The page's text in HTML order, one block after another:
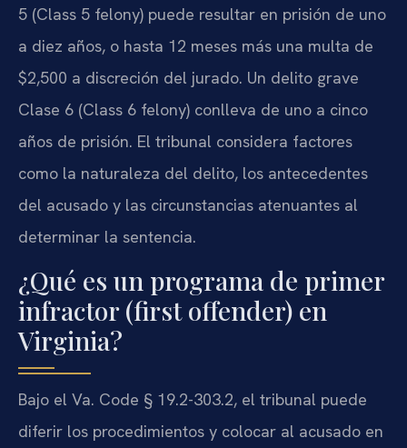
5 (Class 5 felony) puede resultar en prisión de uno
a diez años, o hasta 12 meses más una multa de
$2,500 a discreción del jurado. Un delito grave
Clase 6 (Class 6 felony) conlleva de uno a cinco
años de prisión. El tribunal considera factores
como la naturaleza del delito, los antecedentes
del acusado y las circunstancias atenuantes al
determinar la sentencia.
¿Qué es un programa de primer
infractor (first offender) en
Virginia?
Bajo el Va. Code § 19.2-303.2, el tribunal puede
diferir los procedimientos y colocar al acusado en